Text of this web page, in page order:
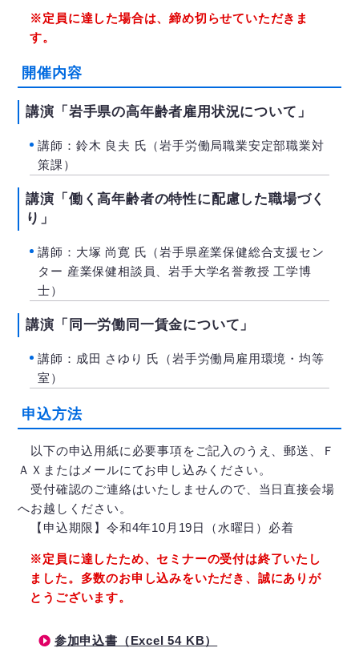
※定員に達した場合は、締め切らせていただきま
す。
開催内容
講演「岩手県の高年齢者雇用状況について」
講師：鈴木 良夫 氏（岩手労働局職業安定部職業対
策課）
講演「働く高年齢者の特性に配慮した職場づく
り」
講師：大塚 尚寛 氏（岩手県産業保健総合支援セン
ター 産業保健相談員、岩手大学名誉教授 工学博
士）
講演「同一労働同一賃金について」
講師：成田 さゆり 氏（岩手労働局雇用環境・均等
室）
申込方法
以下の申込用紙に必要事項をご記入のうえ、郵送、Ｆ
ＡＸまたはメールにてお申し込みください。
受付確認のご連絡はいたしませんので、当日直接会場
へお越しください。
【申込期限】令和4年10月19日（水曜日）必着
※定員に達したため、セミナーの受付は終了いたし
ました。多数のお申し込みをいただき、誠にありが
とうございます。
参加申込書（Excel 54 KB）